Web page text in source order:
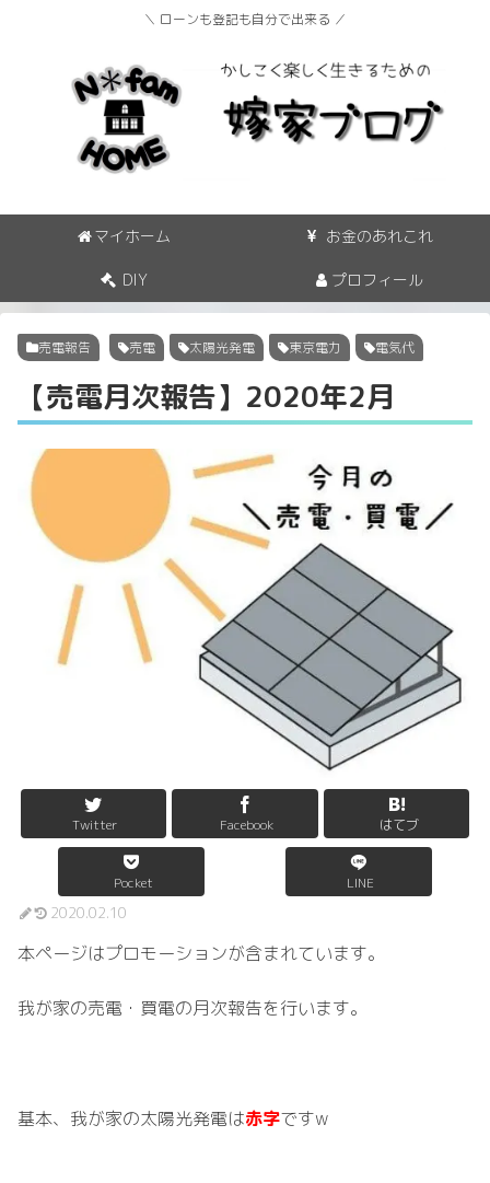
＼ ローンも登記も自分で出来る ／
マイホーム お金のあれこれ
DIY プロフィール
売電報告 売電 太陽光発電 東京電力 電気代
【売電月次報告】2020年2月
Twitter Facebook はてブ
Pocket LINE
2020.02.10
本ページはプロモーションが含まれています。
我が家の売電・買電の月次報告を行います。
基本、我が家の太陽光発電は赤字ですw